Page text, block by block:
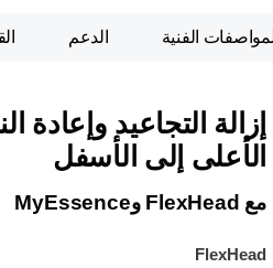
الفنية الدعم
إزالة التجاعيد وإعادة
الأعلى إلى الأسفل
مع FlexHead وMyEssence
FlexHead